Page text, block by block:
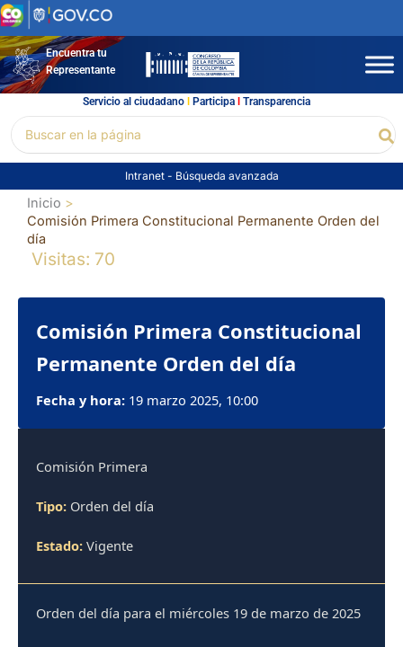
Ir
al
contenidoEncuentra tu
Representante
Servicio al ciudadano l Participal Transparencia
por:
Intranet - Búsqueda avanzada
Inicio
Comisión Primera Constitucional Permanente Orden del
día
Visitas: 70
Comisión Primera Constitucional
Permanente Orden del día
Fecha y hora: 19 marzo 2025, 10:00
Comisión Primera
Tipo: Orden del día
Estado: Vigente
Orden del día para el miércoles 19 de marzo de 2025